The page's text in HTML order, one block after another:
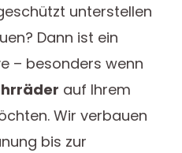
unterstellen
Dann ist ein
– besonders wenn
auf Ihrem
Wir verbauen
bis zur